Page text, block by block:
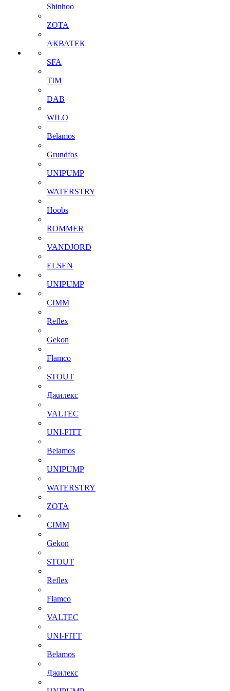
Shinhoo
ZOTA
АКВАТЕК
SFA
TIM
DAB
WILO
Belamos
Grundfos
UNIPUMP
WATERSTRY
Hoobs
ROMMER
VANDJORD
ELSEN
UNIPUMP
CIMM
Reflex
Gekon
Flamco
STOUT
Джилекс
VALTEC
UNI-FITT
Belamos
UNIPUMP
WATERSTRY
ZOTA
CIMM
Gekon
STOUT
Reflex
Flamco
VALTEC
UNI-FITT
Belamos
Джилекс